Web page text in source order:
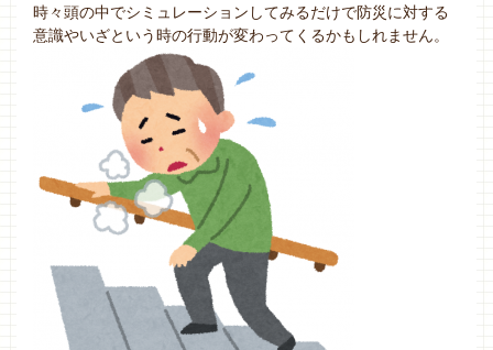
時々頭の中でシミュレーションしてみるだけで防災に対する
意識やいざという時の行動が変わってくるかもしれません。